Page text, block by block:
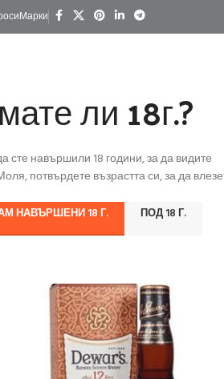
ли 18г.?
сте навършили 18 години, за да видите
потвърдете възрастта си, за да
НАВЪРШЕНИ 18 Г. ПОД 18 Г.
Марки